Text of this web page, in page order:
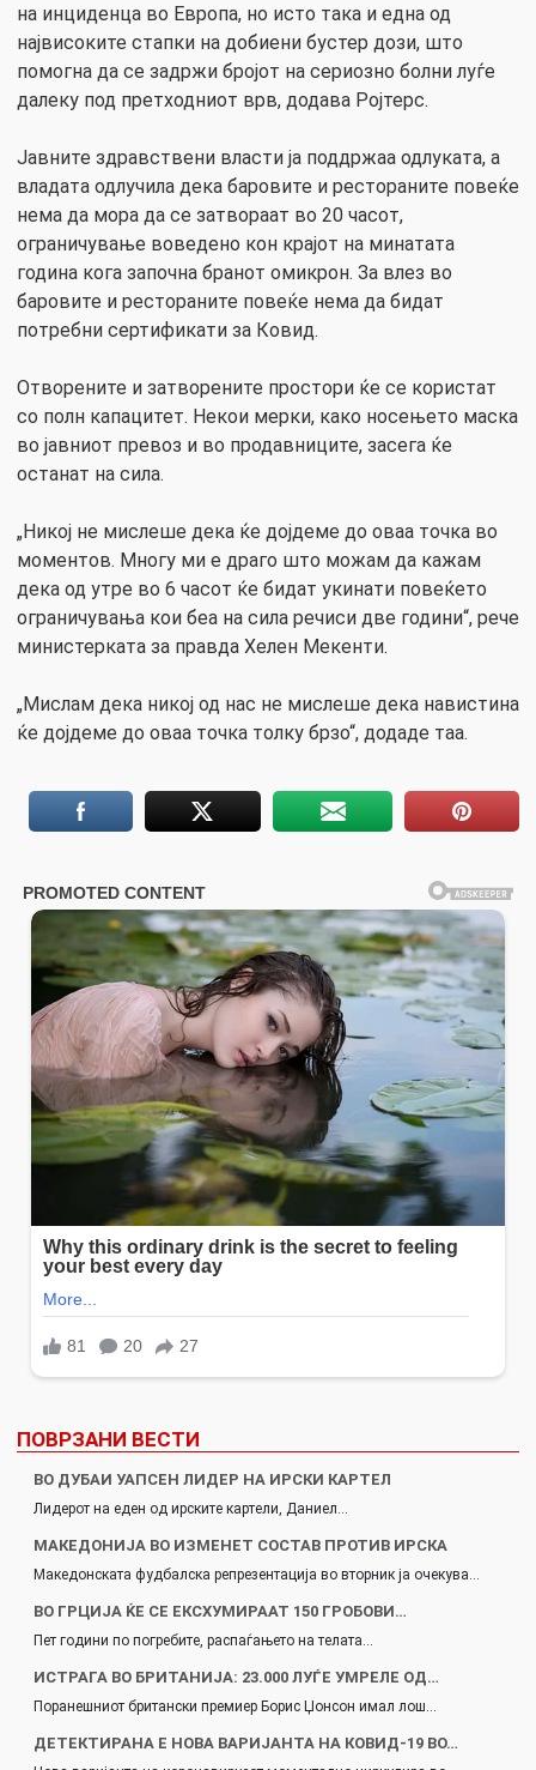
на инциденца во Европа, но исто така и една од
највисоките стапки на добиени бустер дози, што
помогна да се задржи бројот на сериозно болни луѓе
далеку под претходниот врв, додава Ројтерс.
Јавните здравствени власти ја поддржаа одлуката, а
владата одлучила дека баровите и рестораните повеќе
нема да мора да се затвораат во 20 часот,
ограничување воведено кон крајот на минатата
година кога започна бранот омикрон. За влез во
баровите и рестораните повеќе нема да бидат
потребни сертификати за Ковид.
Отворените и затворените простори ќе се користат
со полн капацитет. Некои мерки, како носењето маска
во јавниот превоз и во продавниците, засега ќе
останат на сила.
„Никој не мислеше дека ќе дојдеме до оваа точка во
моментов. Многу ми е драго што можам да кажам
дека од утре во 6 часот ќе бидат укинати повеќето
ограничувања кои беа на сила речиси две години“, рече
министерката за правда Хелен Мекенти.
„Мислам дека никој од нас не мислеше дека навистина
ќе дојдеме до оваа точка толку брзо“, додаде таа.
ПОВРЗАНИ ВЕСТИ
ВО ДУБАИ УАПСЕН ЛИДЕР НА ИРСКИ КАРТЕЛ
Лидерот на еден од ирските картели, Даниел…
МАКЕДОНИЈА ВО ИЗМЕНЕТ СОСТАВ ПРОТИВ ИРСКА
Македонската фудбалска репрезентација во вторник ја очекува…
ВО ГРЦИЈА ЌЕ СЕ ЕКСХУМИРААТ 150 ГРОБОВИ…
Пет години по погребите, распаѓањето на телата…
ИСТРАГА ВО БРИТАНИЈА: 23.000 ЛУЃЕ УМРЕЛЕ ОД…
Поранешниот британски премиер Борис Џонсон имал лош…
ДЕТЕКТИРАНА Е НОВА ВАРИЈАНТА НА КОВИД-19 ВО…